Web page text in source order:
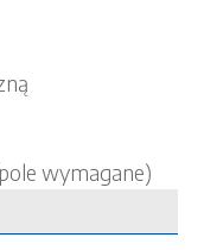
wymagane)